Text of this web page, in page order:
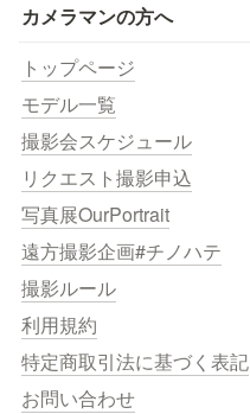
カメラマンの方へ
トップページ
モデル一覧
撮影会スケジュール
リクエスト撮影申込
写真展OurPortrait
遠方撮影企画#チノハテ
撮影ルール
利用規約
特定商取引法に基づく表記
お問い合わせ